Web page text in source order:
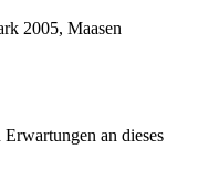
2005, Maasen
an dieses